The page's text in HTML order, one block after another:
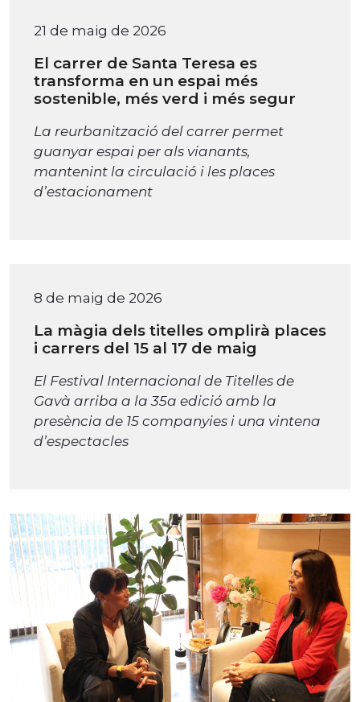
21 de maig de 2026
El carrer de Santa Teresa es
transforma en un espai més
sostenible, més verd i més segur
La reurbanització del carrer permet
guanyar espai per als vianants,
mantenint la circulació i les places
d’estacionament
8 de maig de 2026
La màgia dels titelles omplirà places
i carrers del 15 al 17 de maig
El Festival Internacional de Titelles de
Gavà arriba a la 35a edició amb la
presència de 15 companyies i una vintena
d’espectacles